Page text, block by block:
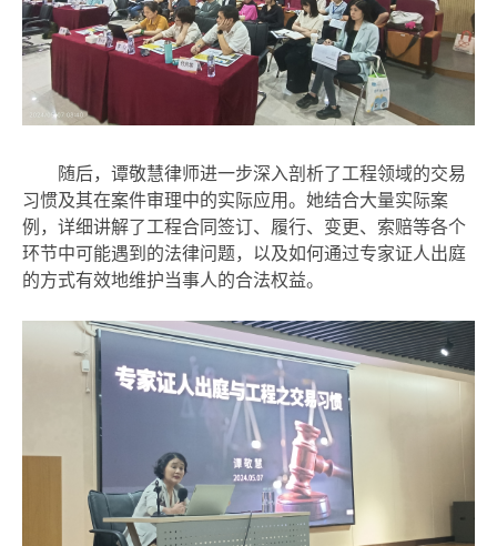
随后，谭敬慧律师进一步深入剖析了工程领域的交易
习惯及其在案件审理中的实际应用。她结合大量实际案
例，详细讲解了工程合同签订、履行、变更、索赔等各个
环节中可能遇到的法律问题，以及如何通过专家证人出庭
的方式有效地维护当事人的合法权益。